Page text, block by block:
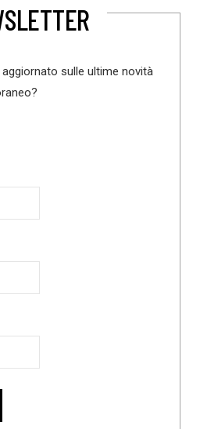
sulle ultime novità